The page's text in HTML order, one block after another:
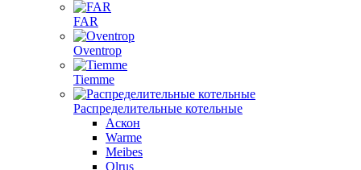
FAR
Oventrop
Tiemme
Распределительные котельные
Аскон
Warme
Meibes
Olrus